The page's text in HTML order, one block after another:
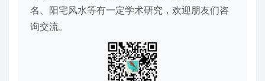
名、阳宅风水等有一定学术研究，欢迎朋友们咨
询交流。